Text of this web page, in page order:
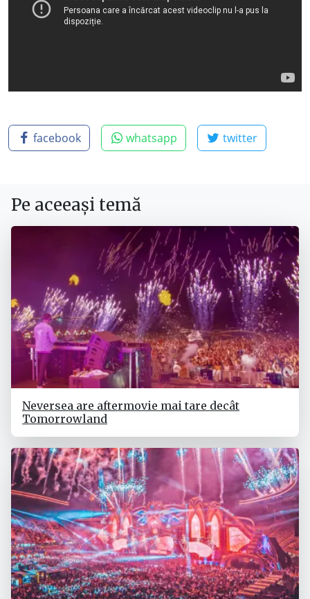
facebook whatsapp twitter
Pe aceeași temă
Neversea are aftermovie mai tare decât
Tomorrowland